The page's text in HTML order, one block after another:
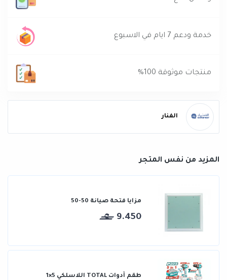
خدمة ودعم 7 ايام في الاسبوع
منتجات موثوقة 100%
الفنار
المزيد من نفس المتجر
مزايا فتحة صيانة 50-50
9.450
طقم أدوات TOTAL اللاسلكي 5×1